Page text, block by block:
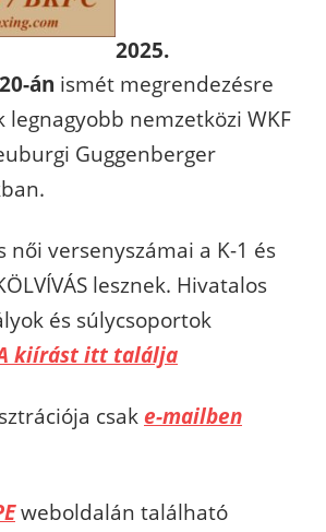
2025.
án ismét megrendezésre
legnagyobb nemzetközi WKF
Guggenberger
női versenyszámai a K-1 és
lesznek. Hivatalos
és súlycsoportok
kiírást itt találja
csak e-mailben
weboldalán található